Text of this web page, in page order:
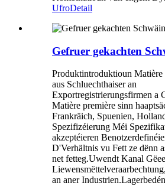
UfroDetail
Gefruer gekachten
Produktintroduktioun Matière
aus Schluechthaiser an
Exportregistrierungsfirmen a
Matière première sinn
Frankräich, Spuenien,
Spezifizéierung Méi
akzeptéieren
D'Verhältnis vu Fett ze dënn
net fetteg.Uwendt Kanal
an aner